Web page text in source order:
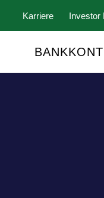
Karriere Investor